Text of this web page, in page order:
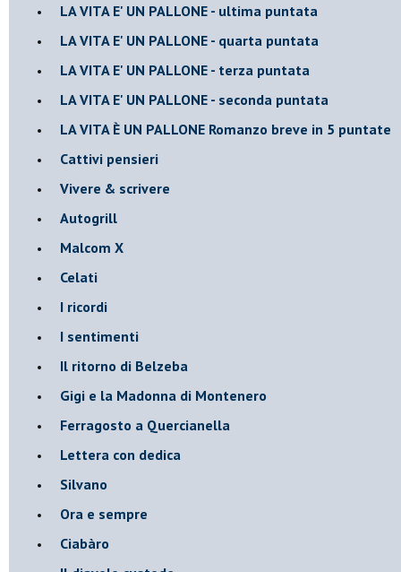
LA VITA E' UN PALLONE - ultima puntata
LA VITA E' UN PALLONE - quarta puntata
LA VITA E' UN PALLONE - terza puntata
LA VITA E' UN PALLONE - seconda puntata
LA VITA È UN PALLONE Romanzo breve in 5 puntate
Cattivi pensieri
Vivere & scrivere
Autogrill
Malcom X
Celati
I ricordi
I sentimenti
Il ritorno di Belzeba
Gigi e la Madonna di Montenero
Ferragosto a Quercianella
Lettera con dedica
Silvano
Ora e sempre
Ciabàro